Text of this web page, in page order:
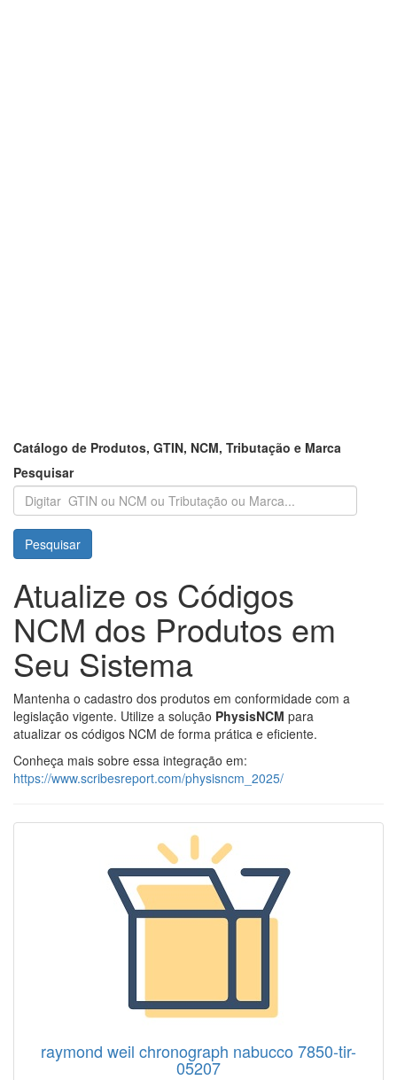
Catálogo de Produtos, GTIN, NCM, Tributação e Marca
Pesquisar
Pesquisar
Atualize os Códigos
NCM dos Produtos em
Seu Sistema
Mantenha o cadastro dos produtos em conformidade com a
legislação vigente. Utilize a solução PhysisNCM para
atualizar os códigos NCM de forma prática e eficiente.
Conheça mais sobre essa integração em:
https://www.scribesreport.com/physisncm_2025/
raymond weil chronograph nabucco 7850-tir-
05207